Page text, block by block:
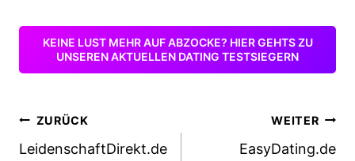
KEINE LUST MEHR AUF ABZOCKE? HIER GEHTS ZU
UNSEREN AKTUELLEN DATING TESTSIEGERN
Beitragsnavigation
ZURÜCK
LeidenschaftDirekt.de
WEITER
EasyDating.de